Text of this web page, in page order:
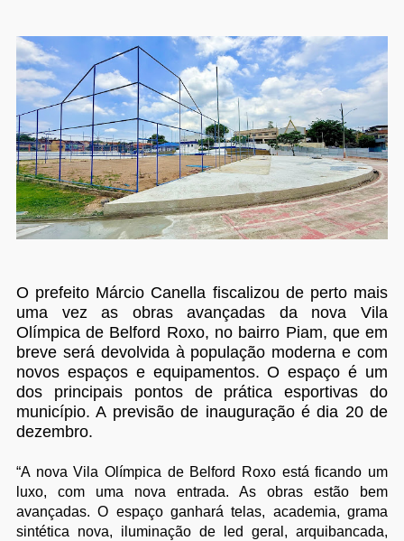
O prefeito Márcio Canella fiscalizou de perto mais
uma vez as obras avançadas da nova Vila
Olímpica de Belford Roxo, no bairro Piam, que em
breve será devolvida à população moderna e com
novos espaços e equipamentos. O espaço é um
dos principais pontos de prática esportivas do
município. A previsão de inauguração é dia 20 de
dezembro.
“A nova Vila Olímpica de Belford Roxo está ficando um
luxo, com uma nova entrada. As obras estão bem
avançadas. O espaço ganhará telas, academia, grama
sintética nova, iluminação de led geral, arquibancada,